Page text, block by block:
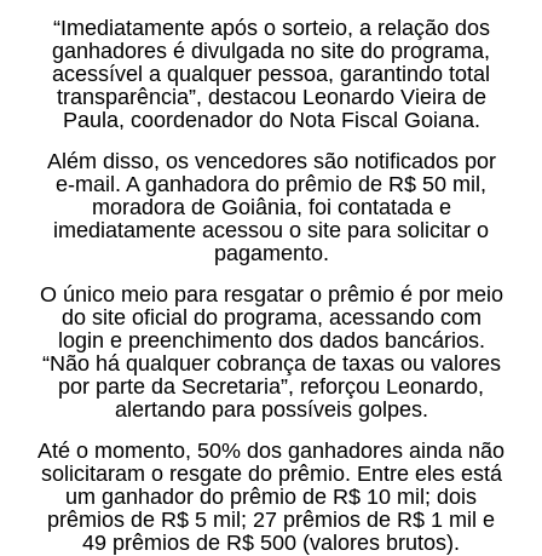
“Imediatamente após o sorteio, a relação dos
ganhadores é divulgada no site do programa,
acessível a qualquer pessoa, garantindo total
transparência”, destacou Leonardo Vieira de
Paula, coordenador do Nota Fiscal Goiana.
Além disso, os vencedores são notificados por
e-mail. A ganhadora do prêmio de R$ 50 mil,
moradora de Goiânia, foi contatada e
imediatamente acessou o site para solicitar o
pagamento.
O único meio para resgatar o prêmio é por meio
do site oficial do programa, acessando com
login e preenchimento dos dados bancários.
“Não há qualquer cobrança de taxas ou valores
por parte da Secretaria”, reforçou Leonardo,
alertando para possíveis golpes.
Até o momento, 50% dos ganhadores ainda não
solicitaram o resgate do prêmio. Entre eles está
um ganhador do prêmio de R$ 10 mil; dois
prêmios de R$ 5 mil; 27 prêmios de R$ 1 mil e
49 prêmios de R$ 500 (valores brutos).